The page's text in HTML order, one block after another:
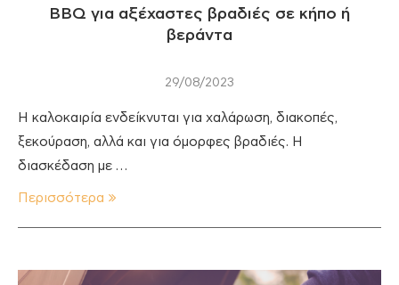
BBQ για αξέχαστες βραδιές σε κήπο ή
βεράντα
29/08/2023
Η καλοκαιρία ενδείκνυται για χαλάρωση, διακοπές,
ξεκούραση, αλλά και για όμορφες βραδιές. Η
διασκέδαση με …
Περισσότερα